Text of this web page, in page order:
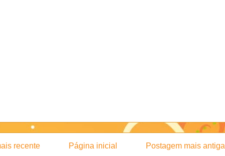
recente Postagem mais antiga
Página inicial